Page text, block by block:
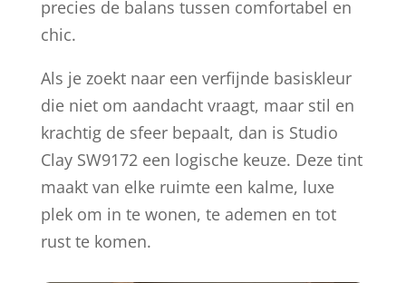
precies de balans tussen comfortabel en
chic.
Als je zoekt naar een verfijnde basiskleur
die niet om aandacht vraagt, maar stil en
krachtig de sfeer bepaalt, dan is Studio
Clay SW9172 een logische keuze. Deze tint
maakt van elke ruimte een kalme, luxe
plek om in te wonen, te ademen en tot
rust te komen.